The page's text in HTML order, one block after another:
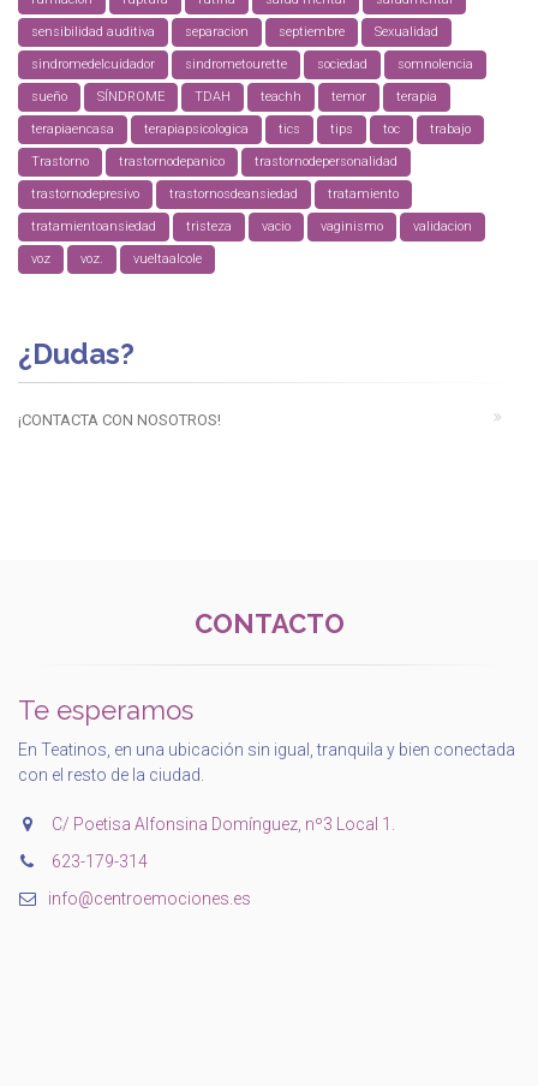
sensibilidad auditiva separacion septiembre Sexualidad
sindromedelcuidador sindrometourette sociedad somnolencia
sueño SÍNDROME TDAH teachh temor terapia
terapiaencasa terapiapsicologica tics tips toc trabajo
Trastorno trastornodepanico trastornodepersonalidad
trastornodepresivo trastornosdeansiedad tratamiento
tratamientoansiedad tristeza vacio vaginismo validacion
voz voz. vueltaalcole
¿Dudas?
¡CONTACTA CON NOSOTROS!
CONTACTO
Te esperamos
En Teatinos, en una ubicación sin igual, tranquila y bien conectada
con el resto de la ciudad.
C/ Poetisa Alfonsina Domínguez, nº3 Local 1.
‭623-179-314‬
info@centroemociones.es